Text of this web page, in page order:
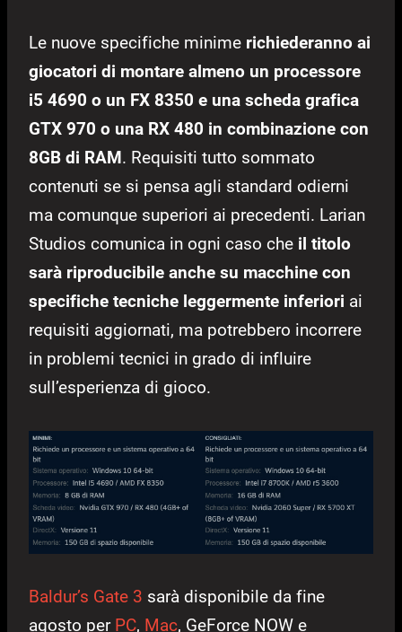
Le nuove specifiche minime richiederanno ai
giocatori di montare almeno un processore
i5 4690 o un FX 8350 e una scheda grafica
GTX 970 o una RX 480 in combinazione con
8GB di RAM. Requisiti tutto sommato
contenuti se si pensa agli standard odierni
ma comunque superiori ai precedenti. Larian
Studios comunica in ogni caso che il titolo
sarà riproducibile anche su macchine con
specifiche tecniche leggermente inferiori ai
requisiti aggiornati, ma potrebbero incorrere
in problemi tecnici in grado di influire
sull’esperienza di gioco.
Baldur’s Gate 3 sarà disponibile da fine
agosto per PC, Mac, GeForce NOW e